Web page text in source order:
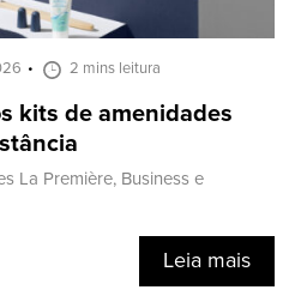
2 mins leitura
kits de amenidades
La Première, Business e
Leia mais